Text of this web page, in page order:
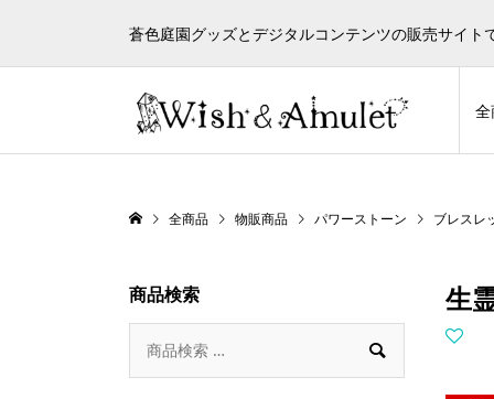
蒼色庭園グッズとデジタルコンテンツの販売サイト
全商品 物販商品 パワーストーン ブレスレ
生
商品検索
